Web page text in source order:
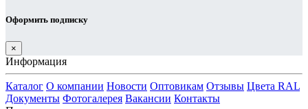
Оформить подписку
×
Информация
Каталог О компании Новости Оптовикам Отзывы Цвета RAL
Документы Фотогалерея Вакансии Контакты